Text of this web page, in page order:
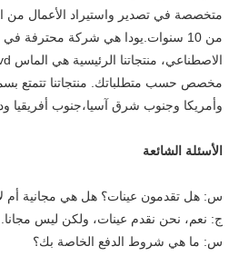
وأمريكا وجنوب شرق آسيا،جنوب أفريقيا
الأسئلة الشائعة
س: هل تقدمون عينات؟ هل هي مجانية أم
ج: نعم، نحن نقدم عينات، ولكن ليس مجانا.
س: ما هي شروط الدفع الخاصة بك؟